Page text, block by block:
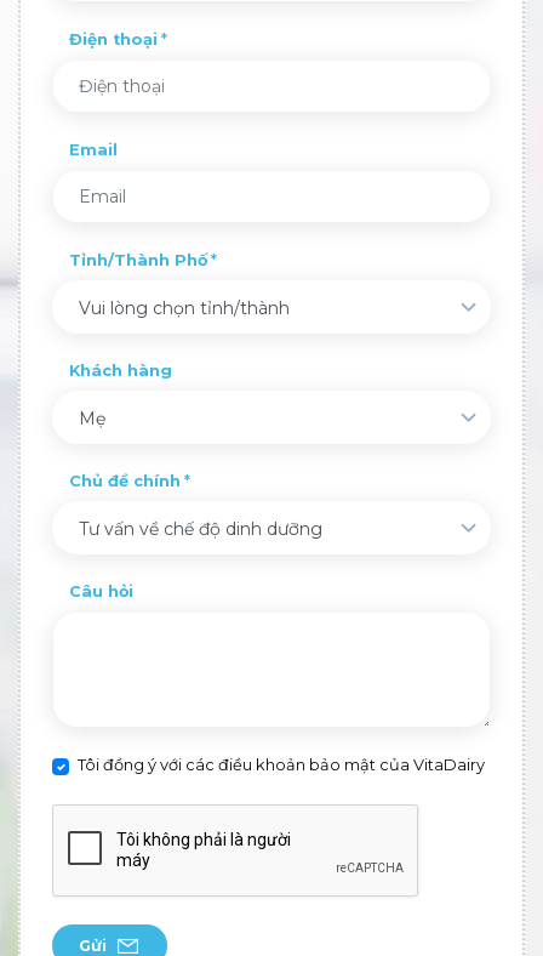
Điện thoại
Email
Tỉnh/Thành Phố
Vui lòng chọn tỉnh/thành
Khách hàng
Mẹ
Chủ đề chính
Tư vấn về chế độ dinh dưỡng
Câu hỏi
Tôi đồng ý với các điều khoản bảo mật của VitaDairy
Gửi